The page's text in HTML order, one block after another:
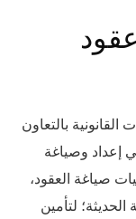
بالتعاون
إعداد وصياغة
صياغة العقود،
لتأمين